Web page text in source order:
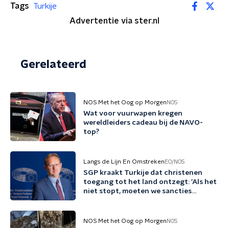
Tags
Turkije
Advertentie via ster.nl
Gerelateerd
NOS Met het Oog op Morgen NOS
Wat voor vuurwapen kregen
wereldleiders cadeau bij de NAVO-
top?
Langs de Lijn En Omstreken EO/NOS
SGP kraakt Turkije dat christenen
toegang tot het land ontzegt: 'Als het
niet stopt, moeten we sancties
NOS Met het Oog op Morgen NOS